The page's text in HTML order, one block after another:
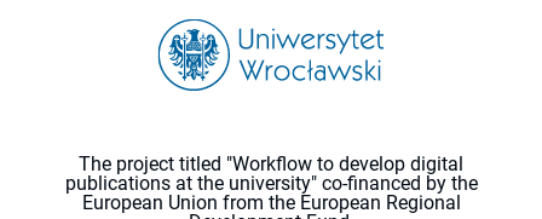
The project titled "Workflow to develop digital
publications at the university" co-financed by the
European Union from the European Regional